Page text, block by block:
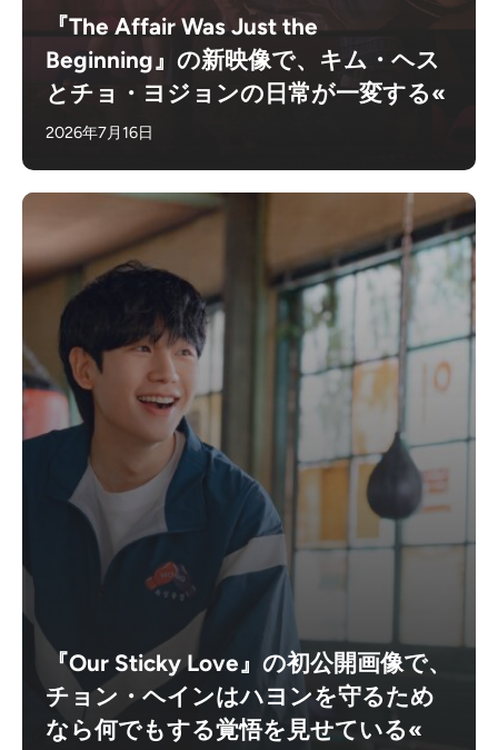
『The Affair Was Just the
Beginning』の新映像で、キム・ヘス
とチョ・ヨジョンの日常が一変する«
2026年7月16日
『Our Sticky Love』の初公開画像で、
チョン・ヘインはハヨンを守るため
なら何でもする覚悟を見せている«